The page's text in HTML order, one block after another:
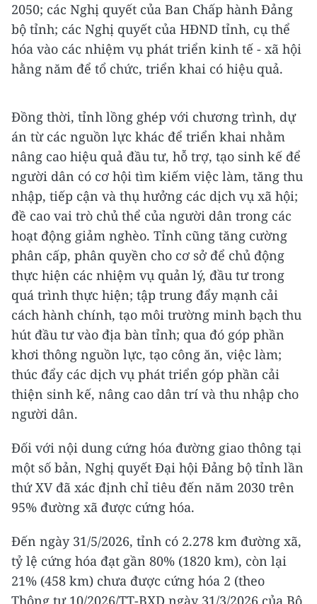
2050; các Nghị quyết của Ban Chấp hành Đảng
bộ tỉnh; các Nghị quyết của HĐND tỉnh, cụ thể
hóa vào các nhiệm vụ phát triển kinh tế - xã hội
hằng năm để tổ chức, triển khai có hiệu quả.
Đồng thời, tỉnh lồng ghép với chương trình, dự
án từ các nguồn lực khác để triển khai nhằm
nâng cao hiệu quả đầu tư, hỗ trợ, tạo sinh kế để
người dân có cơ hội tìm kiếm việc làm, tăng thu
nhập, tiếp cận và thụ hưởng các dịch vụ xã hội;
đề cao vai trò chủ thể của người dân trong các
hoạt động giảm nghèo. Tỉnh cũng tăng cường
phân cấp, phân quyền cho cơ sở để chủ động
thực hiện các nhiệm vụ quản lý, đầu tư trong
quá trình thực hiện; tập trung đẩy mạnh cải
cách hành chính, tạo môi trường minh bạch thu
hút đầu tư vào địa bàn tỉnh; qua đó góp phần
khơi thông nguồn lực, tạo công ăn, việc làm;
thúc đẩy các dịch vụ phát triển góp phần cải
thiện sinh kế, nâng cao dân trí và thu nhập cho
người dân.
Đối với nội dung cứng hóa đường giao thông tại
một số bản, Nghị quyết Đại hội Đảng bộ tỉnh lần
thứ XV đã xác định chỉ tiêu đến năm 2030 trên
95% đường xã được cứng hóa.​
Đến ngày 31/5/2026, tỉnh có 2.278 km đường xã,
tỷ lệ cứng hóa đạt gần 80% (1820 km), còn lại
21% (458 km) chưa được cứng hóa 2 (theo
Thông tư 10/2026/TT-BXD ngày 31/3/2026 của Bộ